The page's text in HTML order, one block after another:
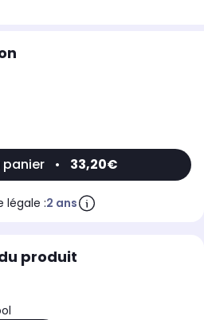
panier • 33,20€
légale :2 ans
produit